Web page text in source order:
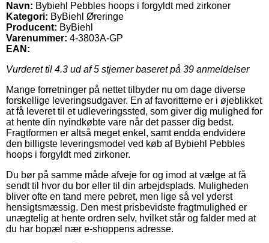
Navn: Bybiehl Pebbles hoops i forgyldt med zirkoner
Kategori: ByBiehl Øreringe
Producent: ByBiehl
Varenummer: 4-3803A-GP
EAN:
Vurderet til 4.3 ud af 5 stjerner baseret på 39 anmeldelser
Mange forretninger på nettet tilbyder nu om dage diverse
forskellige leveringsudgaver. En af favoritterne er i øjeblikket
at få leveret til et udleveringssted, som giver dig mulighed for
at hente din nyindkøbte vare når det passer dig bedst.
Fragtformen er altså meget enkel, samt endda endvidere
den billigste leveringsmodel ved køb af Bybiehl Pebbles
hoops i forgyldt med zirkoner.
Du bør på samme måde afveje for og imod at vælge at få
sendt til hvor du bor eller til din arbejdsplads. Muligheden
bliver ofte en tand mere pebret, men lige så vel yderst
hensigtsmæssig. Den mest prisbevidste fragtmulighed er
unægtelig at hente ordren selv, hvilket står og falder med at
du har bopæl nær e-shoppens adresse.